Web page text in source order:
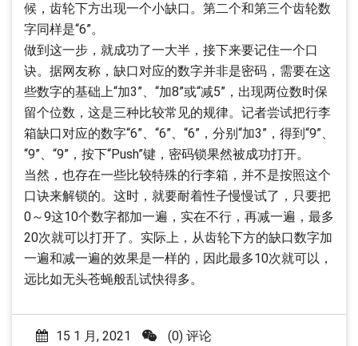
候，齿轮下方出现一个小缺口。第二个和第三个齿轮数
字同样是“6”。
做到这一步，就成功了一大半，接下来要记住一个口
诀。据网友称，缺口对应的数字并非是密码，需要在这
些数字的基础上“加3”、“加8”或“减5”，出现两位数时保
留个位数，这是三种比较常见的规律。记者尝试把行李
箱缺口对应的数字“6”、“6”、“6”，分别“加3”，得到“9”、
“9”、“9”，按下“Push”键，密码锁果然被成功打开。
当然，也存在一些比较特殊的行李箱，并不是按照这个
口诀来解锁的。这时，就要耐着性子慢慢试了，只要把
0～9这10个数字都加一遍，实在不行，再减一遍，最多
20次就可以打开了。实际上，从齿轮下方的缺口数字加
一遍和减一遍的效果是一样的，因此最多10次就可以，
远比如无头苍蝇般乱试快得多。
15 1 月, 2021
(0) 评论